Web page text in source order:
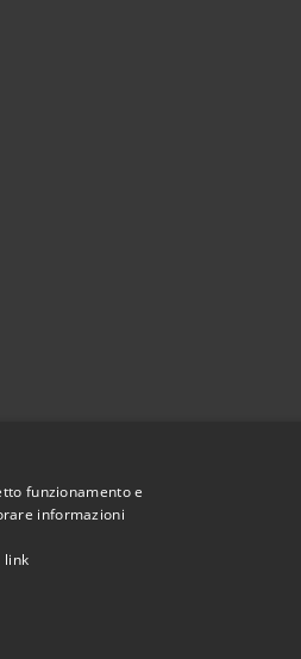
• Comune di Valbondione • Powered by
funzionamento e
informazioni
link